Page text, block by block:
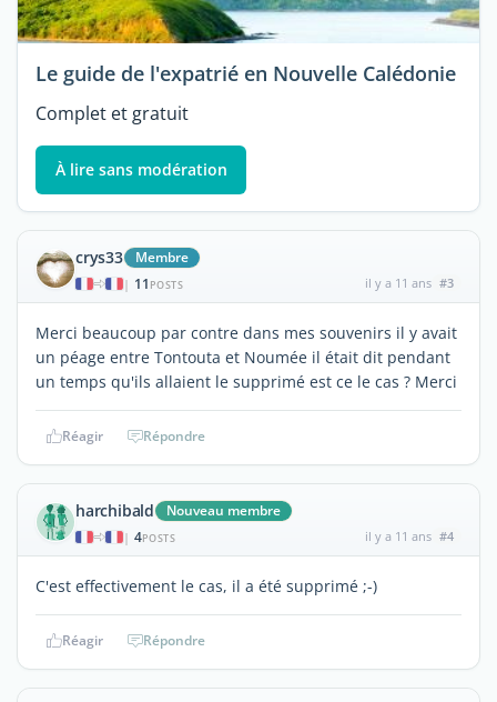
Le guide de l'expatrié en Nouvelle Calédonie
Complet et gratuit
À lire sans modération
crys33 Membre
| 11 POSTS il y a 11 ans #3
Merci beaucoup par contre dans mes souvenirs il y avait
un péage entre Tontouta et Noumée il était dit pendant
un temps qu'ils allaient le supprimé est ce le cas ? Merci
Réagir Répondre
harchibald Nouveau membre
| 4POSTS il y a 11 ans #4
C'est effectivement le cas, il a été supprimé ;-)
Réagir Répondre